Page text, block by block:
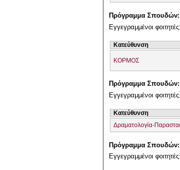
Πρόγραμμα Σπουδών:
Εγγεγραμμένοι
Κατεύθυνση
ΚΟΡΜΟΣ
Πρόγραμμα Σπουδών:
Εγγεγραμμένοι
Κατεύθυνση
Δραματολογία-
Πρόγραμμα Σπουδών:
Εγγεγραμμένοι